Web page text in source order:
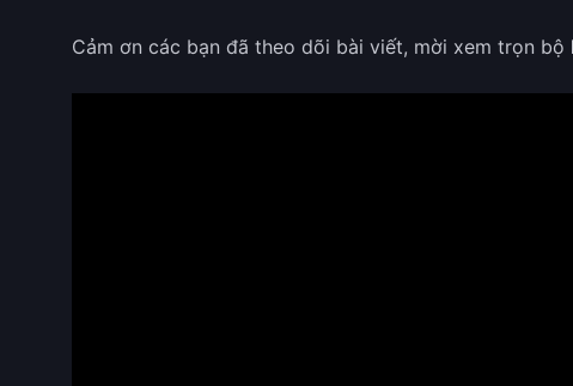
Cảm ơn các bạn đã theo dõi bài viết, mời xem trọn bộ